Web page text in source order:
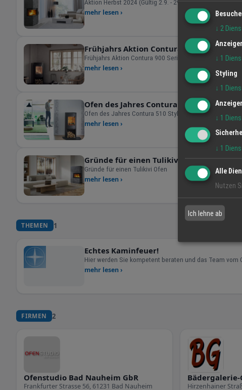
mehr lesen ›
Frühjahrs Aktion Contura 900 Serie - 300
Frühjahrs Aktion Contura 900 Serie - 300 € Rabatt auf
mehr lesen ›
Ofen des Jahres Contura 510 Style - 400
Ofen des Jahres Contura 510 Style - 400 € Rabatt
mehr lesen ›
Gründe für einen Tulikivi Ofen
Gründe für einen Tulikivi Ofen
mehr lesen ›
THEMEN 1
Echtes Kaminfeuer!
Hier werden Sie kompetent beraten und das Team vom
mehr lesen ›
FIRMEN 2
Ofenstudio Bad Nauheim GbR
Frankfurter Strasse 56, 61231 Bad Nauheim
Bädergalerie-
↓ 2
↓ 1
Styling
↓ 1
↓ 1
↓ 1
Alle
Nutzen
Ich lehne ab